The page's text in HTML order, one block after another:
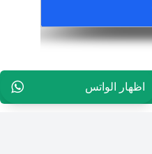
اظهار الواتس96565594848